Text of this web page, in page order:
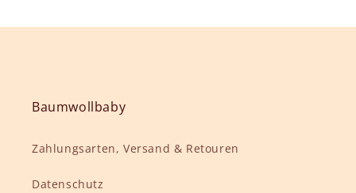
Baumwollbaby
Zahlungsarten, Versand & Retouren
Datenschutz